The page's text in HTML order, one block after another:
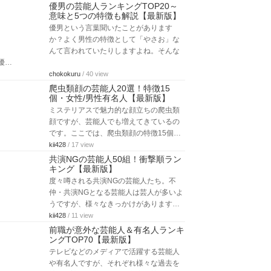
優男の芸能人ランキングTOP20～
意味と5つの特徴も解説【最新版】
優男という言葉聞いたことがあります
か？よく男性の特徴として「やさお」な
んて言われていたりしますよね。そんな
…
chokokuru / 40 view
爬虫類顔の芸能人20選！特徴15
個・女性/男性有名人【最新版】
ミステリアスで魅力的な顔立ちの爬虫類
顔ですが、芸能人でも増えてきているの
です。ここでは、爬虫類顔の特徴15個…
kii428 / 17 view
共演NGの芸能人50組！衝撃順ラン
キング【最新版】
度々噂される共演NGの芸能人たち。不
仲・共演NGとなる芸能人は芸人が多いよ
うですが、様々なきっかけがあります…
kii428 / 11 view
前職が意外な芸能人＆有名人ランキ
ングTOP70【最新版】
テレビなどのメディアで活躍する芸能人
や有名人ですが、それぞれ様々な過去を